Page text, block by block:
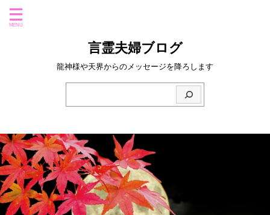
言霊夫婦ブログ
龍神様や天界からのメッセージを降ろします